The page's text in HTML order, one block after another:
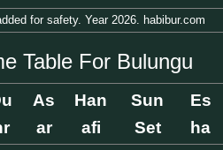
for safety. Year 2026. habibur.com
Table For Bulungu
As
ar
Han
afi
Sun
Set
Es
ha